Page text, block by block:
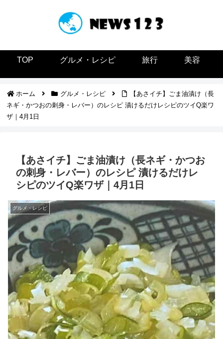
TOP グルメ・レシピ 旅行 美容
ホーム グルメ・レシピ
【あさイチ】ごま油漬け（長
ネギ・かつおの刺身・レバー）のレシピ 漬けるだけレシピのツイQ楽ワ
ザ｜4月1日
【あさイチ】ごま油漬け（長ネギ・かつお
の刺身・レバー）のレシピ 漬けるだけレ
シピのツイQ楽ワザ｜4月1日
グルメ・レシピ